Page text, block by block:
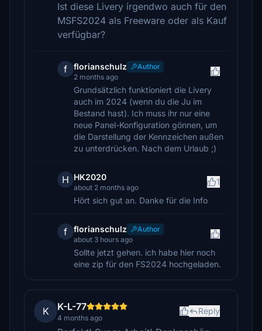
Ist diese Livery irgendwo auch für den
MSFS2024 als Freeware oder als Kauf
verfügbar?
f florianschulz
Author
2 months ago
Grundsätzlich funktioniert die Livery
auch im 2024 (wenn du die Ju im
Bestand hast). Ich muss ihr nur eine
neue Panel-Konfiguration gönnen, um
die Darstellung der Kennzeichen außen
zu unterdrücken. Nach dem Urlaub ;)
H HK2020
about 2 months ago
1
Hört sich gut an. Danke für die Info
f florianschulz
Author
about 3 hours ago
Sollte jetzt gehen. ich habe hier noch
eine zip für den FS2024 hochgeladen.
K K-L-77
4 months ago
Reply